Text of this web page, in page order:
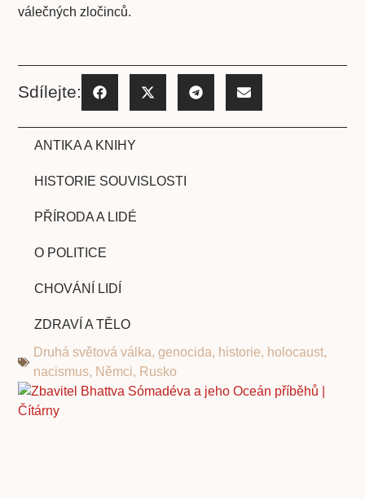
válečných zločinců.
Sdílejte:
ANTIKA A KNIHY
HISTORIE SOUVISLOSTI
PŘÍRODA A LIDÉ
O POLITICE
CHOVÁNÍ LIDÍ
ZDRAVÍ A TĚLO
Druhá světová válka,genocida, historie, holocaust,
nacismus, Němci, Rusko